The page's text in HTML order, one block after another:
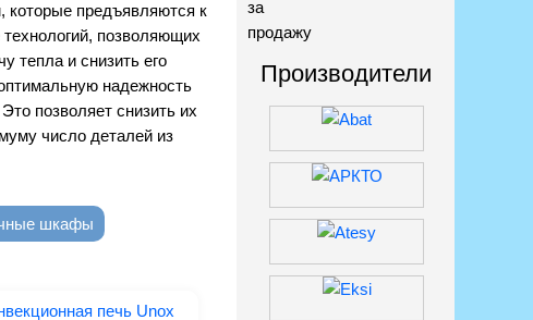
которые предъявляются к
позволяющих
тепла и снизить его
надежность
позволяет снизить их
число деталей из
шкафы
Производители
согласие с